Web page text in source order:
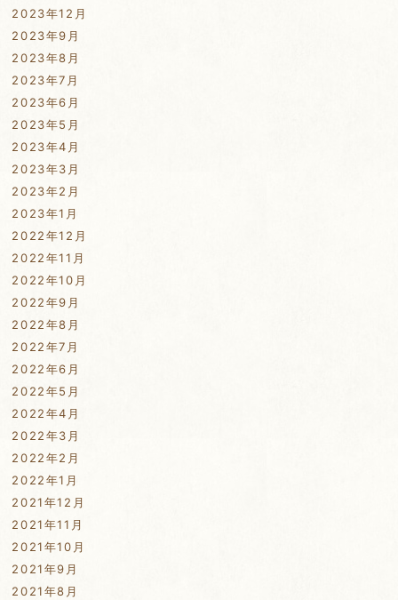
2023年12月
2023年9月
2023年8月
2023年7月
2023年6月
2023年5月
2023年4月
2023年3月
2023年2月
2023年1月
2022年12月
2022年11月
2022年10月
2022年9月
2022年8月
2022年7月
2022年6月
2022年5月
2022年4月
2022年3月
2022年2月
2022年1月
2021年12月
2021年11月
2021年10月
2021年9月
2021年8月